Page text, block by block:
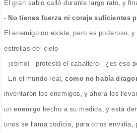
El gran sabio calló durante largo rato, y
- No tienes fuerza ni coraje suficientes
El enemigo no existe, pero es poderoso,
estrellas del cielo
- ¡cómo! - protestó el caballero - ¿es eso
- En el mundo real, como no había
inventaron los enemigos, y ahora los
un enemigo hecho a su medida, y está
unos se llama codicia, para otros envidia,